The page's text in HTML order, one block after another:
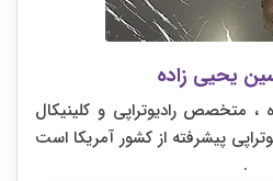
یحیی زاده
متخصص رادیوتراپی و کلینیکال
پیشرفته از کشور آمریکا است
.